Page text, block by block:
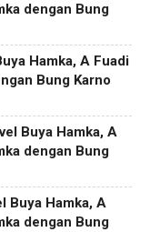
dengan Bung
Hamka, A Fuadi
Bung Karno
Buya Hamka, A
dengan Bung
Buya Hamka, A
dengan Bung